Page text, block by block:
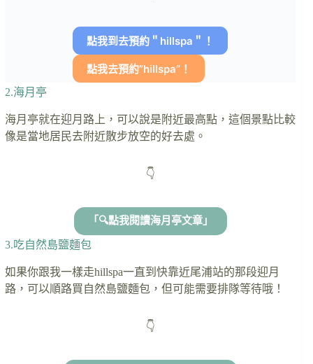
點我到去預約＂hillspa＂！
點我去預約”hillspa”！
2.海月亭
海月亭就在迎月路上，可以說是附近最高點，這個景點比較
像是當地居民去附近散步放空的好去處。
👇
「🔍點我閱讀海月亭文章」
3.吃自然島鹽麵包
如果你跟我一樣走hillspa一直到快靠近尾浦站的那段迎月
路，可以順路買自然島鹽麵包，但可能需要排隊等待哦！
👇